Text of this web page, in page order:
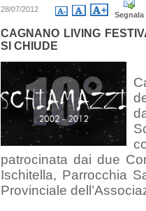
28/07/2012
Segnala
CAGNANO LIVING
SI CHIUDE
patrocinata dai due
Ischitella, Parrocchia
Provinciale